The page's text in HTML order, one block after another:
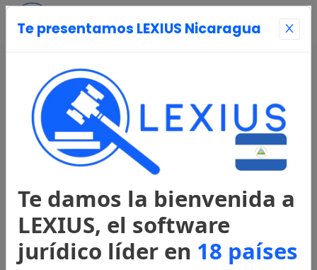
Te presentamos LEXIUS Nicaragua
Te damos la bienvenida a
LEXIUS, el software
jurídico líder en 18 países
Página Principal
Entrar
Registrarse
Legislación
Constitución